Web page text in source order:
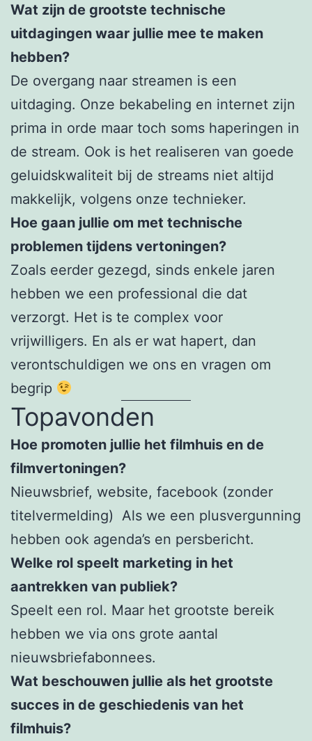
Wat zijn de grootste technische
uitdagingen waar jullie mee te maken
hebben?
De overgang naar streamen is een
uitdaging. Onze bekabeling en internet zijn
prima in orde maar toch soms haperingen in
de stream. Ook is het realiseren van goede
geluidskwaliteit bij de streams niet altijd
makkelijk, volgens onze technieker.
Hoe gaan jullie om met technische
problemen tijdens vertoningen?
Zoals eerder gezegd, sinds enkele jaren
hebben we een professional die dat
verzorgt. Het is te complex voor
vrijwilligers. En als er wat hapert, dan
verontschuldigen we ons en vragen om
begrip
Topavonden
Hoe promoten jullie het filmhuis en de
filmvertoningen?
Nieuwsbrief, website, facebook (zonder
titelvermelding) Als we een plusvergunning
hebben ook agenda’s en persbericht.
Welke rol speelt marketing in het
aantrekken van publiek?
Speelt een rol. Maar het grootste bereik
hebben we via ons grote aantal
nieuwsbriefabonnees.
Wat beschouwen jullie als het grootste
succes in de geschiedenis van het
filmhuis?